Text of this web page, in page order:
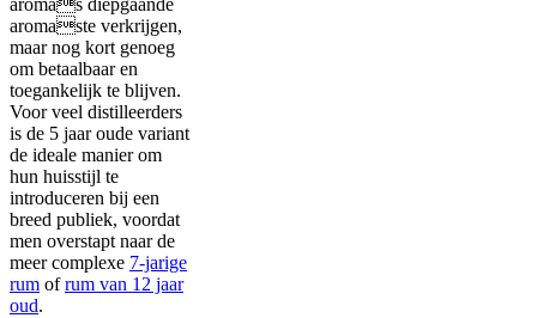
aromas diepgaande
aromaste verkrijgen,
maar nog kort genoeg
om betaalbaar en
toegankelijk te blijven.
Voor veel distilleerders
is de 5 jaar oude variant
de ideale manier om
hun huisstijl te
introduceren bij een
breed publiek, voordat
men overstapt naar de
meer complexe 7-jarige
rum ofrum van 12 jaar
oud.